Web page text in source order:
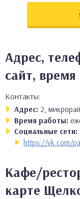
Адрес,
сайт,
Контакты:
Адрес: 2,
Время работы:
Социальные сети:
https://vk.com/
Кафе/
карте